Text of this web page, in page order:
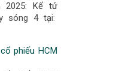
2025: Kể tử
sóng 4 tại:
phiếu HCM